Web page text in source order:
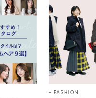
FASHION